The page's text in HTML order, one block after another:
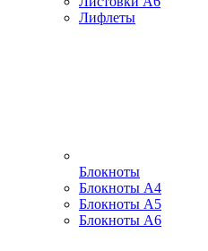
Лифлеты
Блокноты
Блокноты А4
Блокноты А5
Блокноты А6